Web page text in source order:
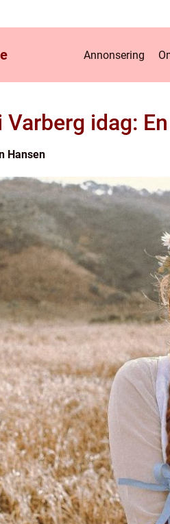
Annonsering
Varberg idag:
Hansen